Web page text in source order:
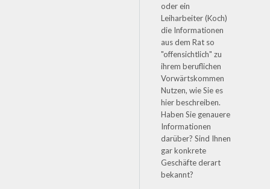
oder ein
Leiharbeiter (Koch)
die Informationen
aus dem Rat so
"offensichtlich" zu
ihrem beruflichen
Vorwärtskommen
Nutzen, wie Sie es
hier beschreiben.
Haben Sie genauere
Informationen
darüber? Sind Ihnen
gar konkrete
Geschäfte derart
bekannt?